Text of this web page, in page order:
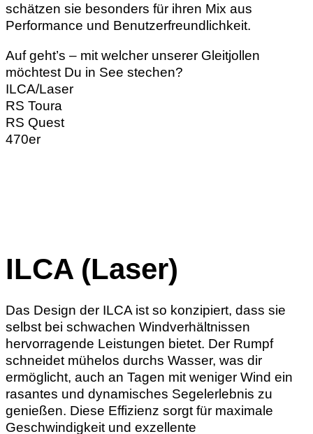
schätzen sie besonders für ihren Mix aus
Performance und Benutzerfreundlichkeit.
Auf geht’s – mit welcher unserer Gleitjollen
möchtest Du in See stechen?
ILCA/Laser
RS Toura
RS Quest
470er
ILCA(Laser)
Das Design der ILCA ist so konzipiert, dass sie
selbst bei schwachen Windverhältnissen
hervorragende Leistungen bietet. Der Rumpf
schneidet mühelos durchs Wasser, was dir
ermöglicht, auch an Tagen mit weniger Wind ein
rasantes und dynamisches Segelerlebnis zu
genießen. Diese Effizienz sorgt für maximale
Geschwindigkeit und exzellente